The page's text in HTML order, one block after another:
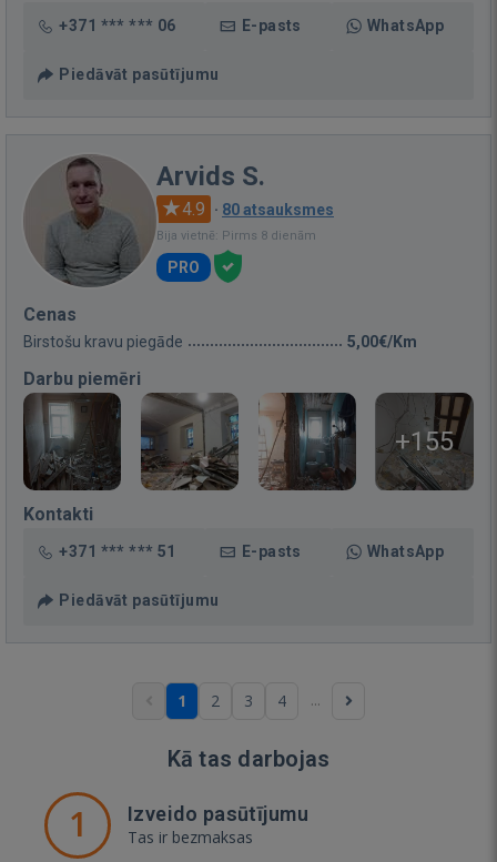
+371 *** *** 06 E-pasts WhatsApp
Piedāvāt pasūtījumu
Arvids S.
4.9 · 80 atsauksmes
Bija vietnē: Pirms 8 dienām
PRO
Cenas
Birstošu kravu piegāde 5,00€/Km
Darbu piemēri
+155
Kontakti
+371 *** *** 51 E-pasts WhatsApp
Piedāvāt pasūtījumu
1 2 3 4 ...
Kā tas darbojas
1 Izveido pasūtījumu
Tas ir bezmaksas